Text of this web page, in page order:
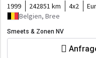
1999 242851 km 4x2
Belgien, Bree
Smeets & Zonen NV